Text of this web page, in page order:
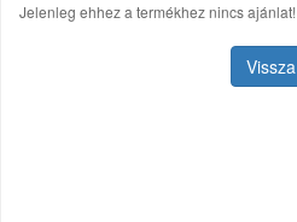
Jelenleg ehhez a termékhez nincs ajánlat!
Vissza